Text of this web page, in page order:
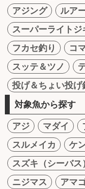
アジング
ルア
スーパーライトジ
フカセ釣り
コ
スッテ＆ツノ
投げ＆ちょい投げ
対象魚から探す
アジ マダイ
スルメイカ
ケ
スズキ（シーバス
ニジマス
アマ